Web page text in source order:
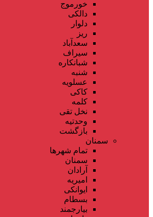
خورموج
دالکی
دلوار
ریز
سعدآباد
سیراف
شبانکاره
شنبه
عسلویه
کاکی
کلمه
نخل تقی
وحدتیه
بازگشت
سمنان
تمام شهر‌ها
سمنان
آرادان
امیریه
ایوانکی
بسطام
بیارجمند